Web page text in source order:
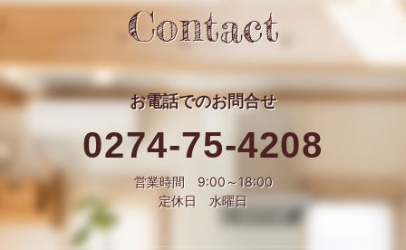
Contact
お電話でのお問合せ
0274-75-4208
営業時間 9:00～18:00
定休日 水曜日